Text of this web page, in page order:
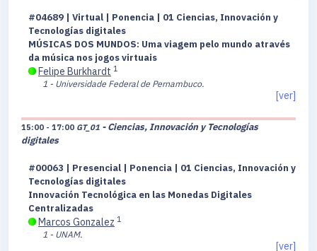
#04689 | Virtual | Ponencia | 01 Ciencias, Innovación y
Tecnologías digitales
MÚSICAS DOS MUNDOS: Uma viagem pelo mundo através
da música nos jogos virtuais
Felipe Burkhardt 1
1 - Universidade Federal de Pernambuco.
[ver]
15:00 - 17:00 GT_01 - Ciencias, Innovación y Tecnologías
digitales
#00063 | Presencial | Ponencia | 01 Ciencias, Innovación y
Tecnologías digitales
Innovación Tecnológica en las Monedas Digitales
Centralizadas
Marcos Gonzalez 1
1 - UNAM.
[ver]